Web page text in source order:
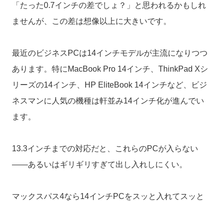
「たった0.7インチの差でしょ？」と思われるかもしれ
ませんが、この差は想像以上に大きいです。
最近のビジネスPCは14インチモデルが主流になりつつ
あります。特にMacBook Pro 14インチ、ThinkPad Xシ
リーズの14インチ、HP EliteBook 14インチなど、ビジ
ネスマンに人気の機種は軒並み14インチ化が進んでい
ます。
13.3インチまでの対応だと、これらのPCが入らない
——あるいはギリギリすぎて出し入れしにくい。
マックスパス4なら14インチPCをスッと入れてスッと